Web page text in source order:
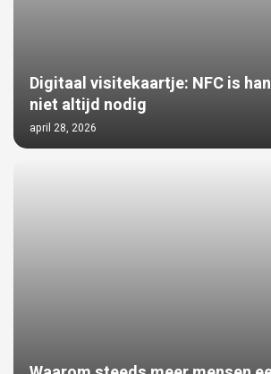
Digitaal visitekaartje: NFC is
niet altijd nodig
april 28, 2026